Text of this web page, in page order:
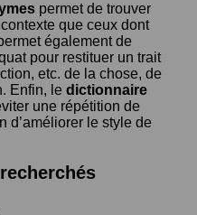
permet de trouver
que ceux dont
également de
pour restituer un trait
etc. de la chose, de
Enfin, le dictionnaire
une répétition de
d’améliorer le style de